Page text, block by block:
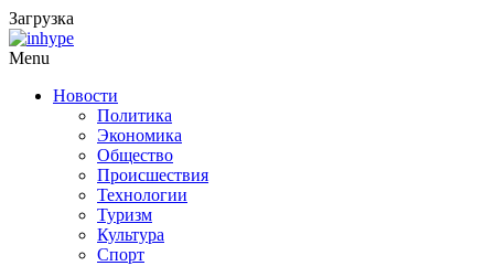
Загрузка
Menu
Новости
Политика
Экономика
Общество
Происшествия
Технологии
Туризм
Культура
Спорт